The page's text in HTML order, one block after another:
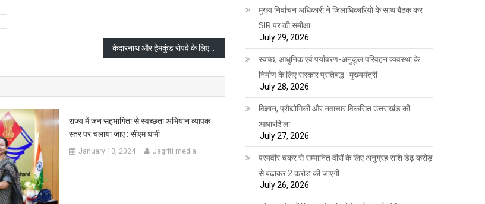
केदारनाथ और हेमकुंड रोपवे के लिए पीएम मोदी से किया अनुरोध
राज्य में जन सहभागिता से स्वच्छता अभियान व्यापक
स्तर पर चलाया जाए : सीएम धामी
January 13, 2024 Jagriti media
मुख्य निर्वाचन अधिकारी ने जिलाधिकारियों के साथ बैठक कर
SIR पर की समीक्षा
July 29, 2026
स्वच्छ, आधुनिक एवं पर्यावरण-अनुकूल परिवहन व्यवस्था के
निर्माण के लिए सरकार प्रतिबद्ध : मुख्यमंत्री
July 28, 2026
विज्ञान, प्रौद्योगिकी और नवाचार विकसित उत्तराखंड की
आधारशिला
July 27, 2026
परमवीर चक्र से सम्मानित वीरों के लिए अनुग्रह राशि डेढ़ करोड़
से बढ़ाकर 2 करोड़ की जाएगी
July 26, 2026